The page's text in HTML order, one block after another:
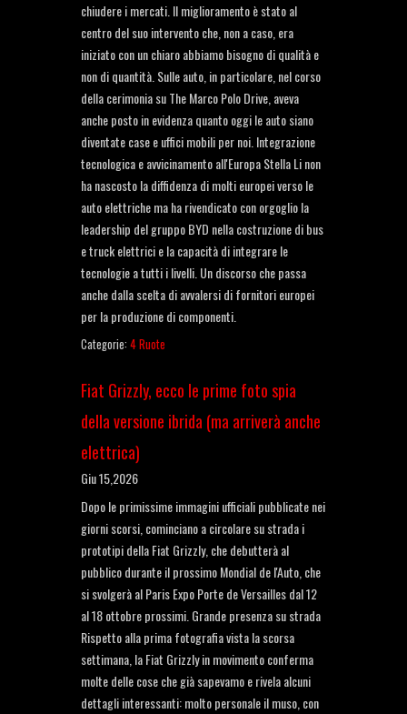
chiudere i mercati. Il miglioramento è stato al
centro del suo intervento che, non a caso, era
iniziato con un chiaro abbiamo bisogno di qualità e
non di quantità. Sulle auto, in particolare, nel corso
della cerimonia su The Marco Polo Drive, aveva
anche posto in evidenza quanto oggi le auto siano
diventate case e uffici mobili per noi. Integrazione
tecnologica e avvicinamento all'Europa Stella Li non
ha nascosto la diffidenza di molti europei verso le
auto elettriche ma ha rivendicato con orgoglio la
leadership del gruppo BYD nella costruzione di bus
e truck elettrici e la capacità di integrare le
tecnologie a tutti i livelli. Un discorso che passa
anche dalla scelta di avvalersi di fornitori europei
per la produzione di componenti.
Categorie: 4 Ruote
Fiat Grizzly, ecco le prime foto spia
della versione ibrida (ma arriverà anche
elettrica)
Giu 15,2026
Dopo le primissime immagini ufficiali pubblicate nei
giorni scorsi, cominciano a circolare su strada i
prototipi della Fiat Grizzly, che debutterà al
pubblico durante il prossimo Mondial de l'Auto, che
si svolgerà al Paris Expo Porte de Versailles dal 12
al 18 ottobre prossimi. Grande presenza su strada
Rispetto alla prima fotografia vista la scorsa
settimana, la Fiat Grizzly in movimento conferma
molte delle cose che già sapevamo e rivela alcuni
dettagli interessanti: molto personale il muso, con